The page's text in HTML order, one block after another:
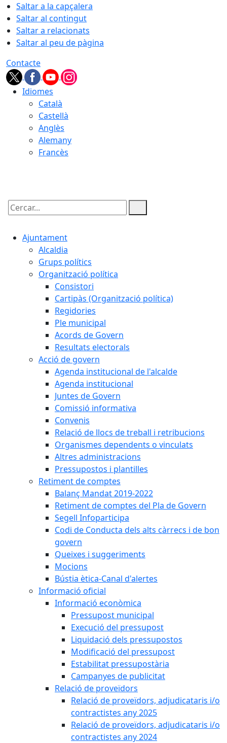
Saltar a la capçalera
Saltar al contingut
Saltar a relacionats
Saltar al peu de pàgina
Contacte
Idiomes
Català
Castellà
Anglès
Alemany
Francès
Cercar:
Ajuntament
Alcaldia
Grups polítics
Organització política
Consistori
Cartipàs (Organització política)
Regidories
Ple municipal
Acords de Govern
Resultats electorals
Acció de govern
Agenda institucional de l'alcalde
Agenda institucional
Juntes de Govern
Comissió informativa
Convenis
Relació de llocs de treball i retribucions
Organismes dependents o vinculats
Altres administracions
Pressupostos i plantilles
Retiment de comptes
Balanç Mandat 2019-2022
Retiment de comptes del Pla de Govern
Segell Infoparticipa
Codi de Conducta dels alts càrrecs i de bon
govern
Queixes i suggeriments
Mocions
Bústia ètica-Canal d'alertes
Informació oficial
Informació econòmica
Pressupost municipal
Execució del pressupost
Liquidació dels pressupostos
Modificació del pressupost
Estabilitat pressupostària
Campanyes de publicitat
Relació de proveïdors
Relació de proveïdors, adjudicataris i/o
contractistes any 2025
Relació de proveïdors, adjudicataris i/o
contractistes any 2024